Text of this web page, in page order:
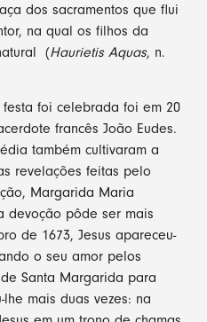
dos sacramentos que flui
na qual os filhos da
(Haurietis Aquas, n.
foi celebrada foi em 20
francês João Eudes.
também cultivaram a
revelações feitas pelo
Margarida Maria
devoção pôde ser mais
de 1673, Jesus apareceu-
o seu amor pelos
Santa Margarida para
mais duas vezes: na